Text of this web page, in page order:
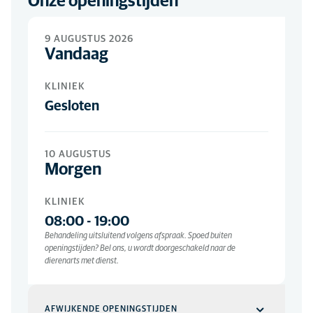
Klachten
Probeer altijd persoonlijk contact met ons te zoeken. Of
Contact
Ga naar:Contactformulier
9 AUGUSTUS 2026
Vandaag
KLINIEK
Gesloten
10 AUGUSTUS
Morgen
KLINIEK
08:00 - 19:00
Behandeling uitsluitend volgens afspraak. Spoed buiten
openingstijden? Bel ons, u wordt doorgeschakeld naar de
dierenarts met dienst.
AFWIJKENDE OPENINGSTIJDEN